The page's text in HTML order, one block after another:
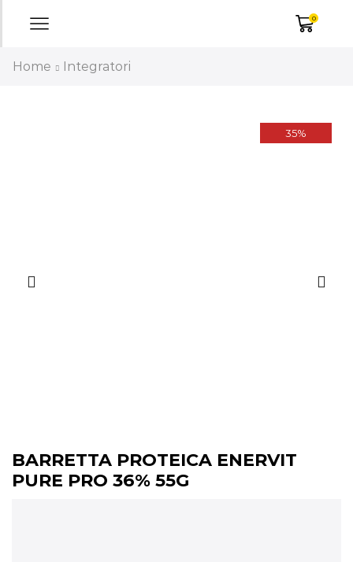
0
Home Integratori
35%
BARRETTA PROTEICA ENERVIT
PURE PRO 36% 55G